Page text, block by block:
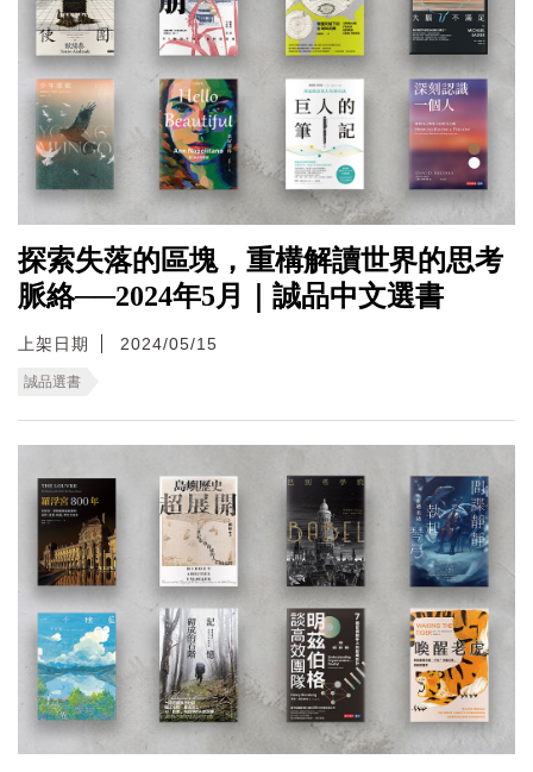
探索失落的區塊，重構解讀世界的思考
脈絡──2024年5月｜誠品中文選書
上架日期 2024/05/15
誠品選書